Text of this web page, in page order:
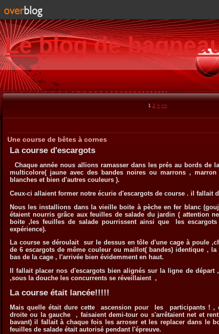
Le blog de
1 2 > >>
Une course de bêtes à cornes
La course d'escargots
Chaque année nous allions ramasser dans les prés au bords de
multicolore( jaune avec des bandes noires ou marrons ,
blanches et bien d'autres couleurs ).
Ceux-ci allaient former notre écurie d'escargots de course . il fallait
Nous les installions dans la vieille boite à pèche en fer blanc
étaient nourris grâce aux feuilles de salade du jardin ( attention
boite ,les feuilles de salade pourrissent ainsi que les
expérience).
La course se déroulait sur le dessus en tôle d'une cage à poule
de 6 escargots de même couleur ou maillot( bandes) identique ,
bas de la cage , l'arrivée bien évidemment en haut.
Il fallait placer nos d'escargots bien alignés sur la ligne de
,sous la douche les concurrents se réveillaient ,
La course était lancée!!!!!
Mais quelle était dure cette ascension pour les participants ! ,
droite ou la gauche , faisaient demi-tour ou s'arrêtaient net et
bavant) il fallait à chaque fois les arroser et les replacer dans le
feuilles de salade était autorisé pendant l'épreuve.